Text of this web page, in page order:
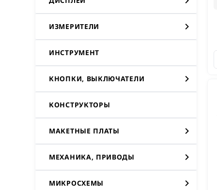
ИЗМЕРИТЕЛИ
ИНСТРУМЕНТ
КНОПКИ, ВЫКЛЮЧАТЕЛИ
КОНСТРУКТОРЫ
МАКЕТНЫЕ ПЛАТЫ
МЕХАНИКА, ПРИВОДЫ
МИКРОСХЕМЫ